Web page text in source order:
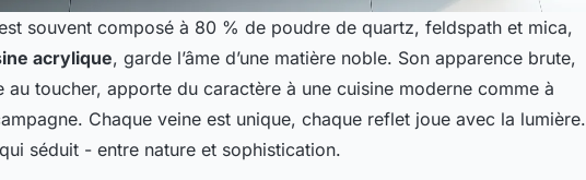
souvent composé à 80 % de poudre de quartz, feldspath et mica,
acrylique, garde l’âme d’une matière noble. Son apparence brute,
au toucher, apporte du caractère à une cuisine moderne comme à
Chaque veine est unique, chaque reflet joue avec la lumière.
séduit - entre nature et sophistication.